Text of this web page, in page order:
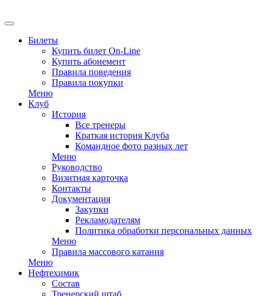
Билеты
Купить билет On-Line
Купить абонемент
Правила поведения
Правила покупки
Меню
Клуб
История
Все тренеры
Краткая история Клуба
Командное фото разных лет
Меню
Руководство
Визитная карточка
Контакты
Документация
Закупки
Рекламодателям
Политика обработки персональных данных
Меню
Правила массового катания
Меню
Нефтехимик
Состав
Тренерский штаб